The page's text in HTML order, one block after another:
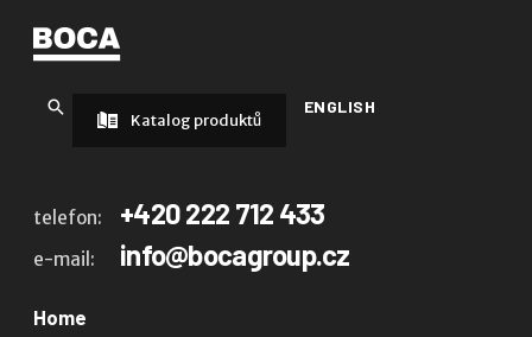
ENGLISH
Katalog produktů
telefon: +420 222 712 433
e-mail: info@bocagroup.cz
Home